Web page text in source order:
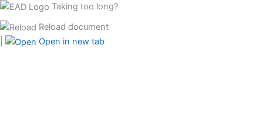
Taking too long?
Reload document
Open in new tab